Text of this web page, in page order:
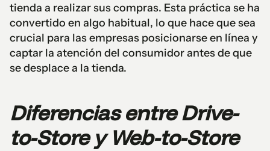
tienda a realizar sus compras. Esta práctica se ha
convertido en algo habitual, lo que hace que sea
crucial para las empresas posicionarse en línea y
captar la atención del consumidor antes de que
se desplace a la tienda.
Diferencias entre Drive-
to-Store y Web-to-Store